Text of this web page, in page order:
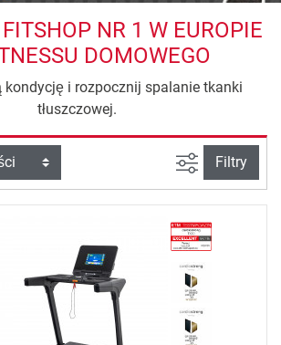
NR 1 W EUROPIE
DOMOWEGO
kondycję i rozpocznij spalanie tkanki
tłuszczowej.
Filtruj widok
Filtry